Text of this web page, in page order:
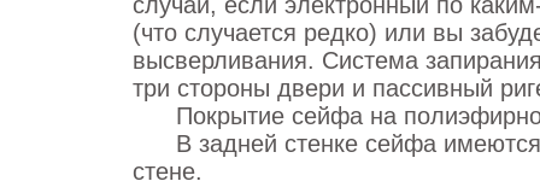
(что случается редко) или вы
высверливания. Система
три стороны двери и пассивный
Покрытие сейфа на
В задней стенке сейфа имеются
стене.